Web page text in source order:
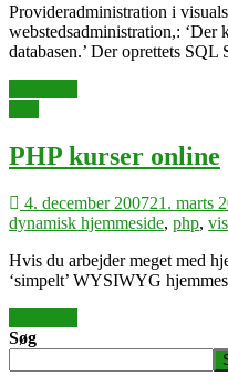
Provideradministration i
webstedsadministration,: ‘Der
databasen.’ Der oprettets SQL
PHP kurser online
4. december 200721. marts
dynamisk hjemmeside, php,
Hvis du arbejder meget med
‘simpelt’ WYSIWYG
Søg